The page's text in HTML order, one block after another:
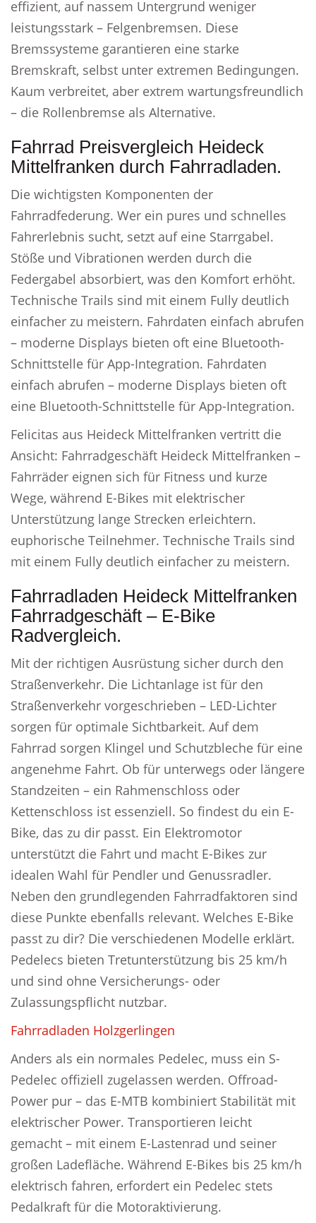
effizient, auf nassem Untergrund weniger
leistungsstark – Felgenbremsen. Diese
Bremssysteme garantieren eine starke
Bremskraft, selbst unter extremen Bedingungen.
Kaum verbreitet, aber extrem wartungsfreundlich
– die Rollenbremse als Alternative.
Fahrrad Preisvergleich Heideck
Mittelfranken durch Fahrradladen.
Die wichtigsten Komponenten der
Fahrradfederung. Wer ein pures und schnelles
Fahrerlebnis sucht, setzt auf eine Starrgabel.
Stöße und Vibrationen werden durch die
Federgabel absorbiert, was den Komfort erhöht.
Technische Trails sind mit einem Fully deutlich
einfacher zu meistern. Fahrdaten einfach abrufen
– moderne Displays bieten oft eine Bluetooth-
Schnittstelle für App-Integration. Fahrdaten
einfach abrufen – moderne Displays bieten oft
eine Bluetooth-Schnittstelle für App-Integration.
Felicitas aus Heideck Mittelfranken vertritt die
Ansicht: Fahrradgeschäft Heideck Mittelfranken –
Fahrräder eignen sich für Fitness und kurze
Wege, während E-Bikes mit elektrischer
Unterstützung lange Strecken erleichtern.
euphorische Teilnehmer. Technische Trails sind
mit einem Fully deutlich einfacher zu meistern.
Fahrradladen Heideck Mittelfranken
Fahrradgeschäft – E-Bike
Radvergleich.
Mit der richtigen Ausrüstung sicher durch den
Straßenverkehr. Die Lichtanlage ist für den
Straßenverkehr vorgeschrieben – LED-Lichter
sorgen für optimale Sichtbarkeit. Auf dem
Fahrrad sorgen Klingel und Schutzbleche für eine
angenehme Fahrt. Ob für unterwegs oder längere
Standzeiten – ein Rahmenschloss oder
Kettenschloss ist essenziell. So findest du ein E-
Bike, das zu dir passt. Ein Elektromotor
unterstützt die Fahrt und macht E-Bikes zur
idealen Wahl für Pendler und Genussradler.
Neben den grundlegenden Fahrradfaktoren sind
diese Punkte ebenfalls relevant. Welches E-Bike
passt zu dir? Die verschiedenen Modelle erklärt.
Pedelecs bieten Tretunterstützung bis 25 km/h
und sind ohne Versicherungs- oder
Zulassungspflicht nutzbar.
Fahrradladen Holzgerlingen
Anders als ein normales Pedelec, muss ein S-
Pedelec offiziell zugelassen werden. Offroad-
Power pur – das E-MTB kombiniert Stabilität mit
elektrischer Power. Transportieren leicht
gemacht – mit einem E-Lastenrad und seiner
großen Ladefläche. Während E-Bikes bis 25 km/h
elektrisch fahren, erfordert ein Pedelec stets
Pedalkraft für die Motoraktivierung.